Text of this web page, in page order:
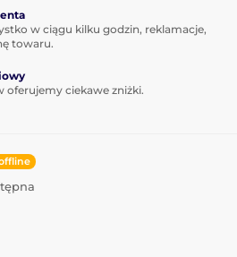
w ciągu kilku godzin, reklamacje,
towaru.
oferujemy ciekawe zniżki.